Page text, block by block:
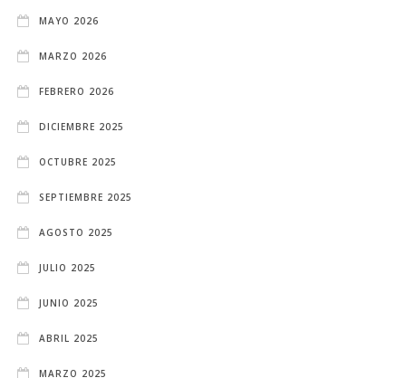
MAYO 2026
MARZO 2026
FEBRERO 2026
DICIEMBRE 2025
OCTUBRE 2025
SEPTIEMBRE 2025
AGOSTO 2025
JULIO 2025
JUNIO 2025
ABRIL 2025
MARZO 2025